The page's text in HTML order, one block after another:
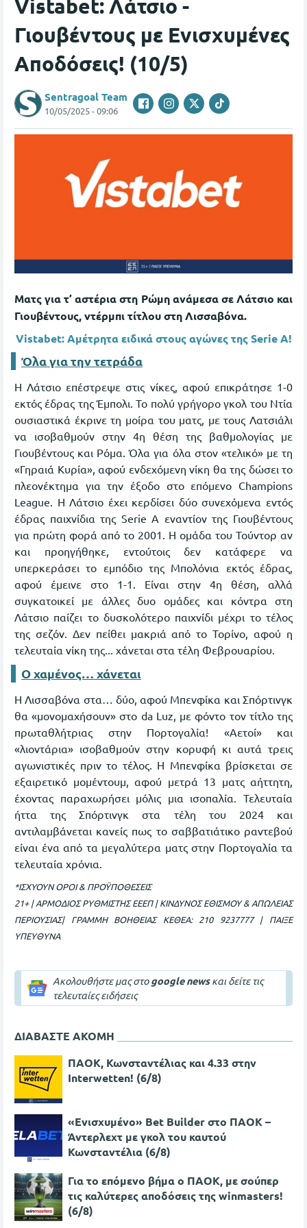
Vistabet: Λάτσιο -
Γιουβέντους με Ενισχυμένες
Αποδόσεις! (10/5)
Sentragoal Team
10/05/2025 - 09:06
Ματς για τ’ αστέρια στη Ρώμη ανάμεσα σε Λάτσιο και
Γιουβέντους, ντέρμπι τίτλου στη Λισσαβόνα.
Vistabet: Αμέτρητα ειδικά στους αγώνες της Serie A!
Όλα για την τετράδα
Η Λάτσιο επέστρεψε στις νίκες, αφού επικράτησε 1-0
εκτός έδρας της Έμπολι. Το πολύ γρήγορο γκολ του Ντία
ουσιαστικά έκρινε τη μοίρα του ματς, με τους Λατσιάλι
να ισοβαθμούν στην 4η θέση της βαθμολογίας με
Γιουβέντους και Ρόμα. Όλα για όλα στον «τελικό» με τη
«Γηραιά Κυρία», αφού ενδεχόμενη νίκη θα της δώσει το
πλεονέκτημα για την έξοδο στο επόμενο Champions
League. Η Λάτσιο έχει κερδίσει δύο συνεχόμενα εντός
έδρας παιχνίδια της Serie A εναντίον της Γιουβέντους
για πρώτη φορά από το 2001. H ομάδα του Τούντορ αν
και προηγήθηκε, εντούτοις δεν κατάφερε να
υπερκεράσει το εμπόδιο της Μπολόνια εκτός έδρας,
αφού έμεινε στο 1-1. Είναι στην 4η θέση, αλλά
συγκατοικεί με άλλες δυο ομάδες και κόντρα στη
Λάτσιο παίζει το δυσκολότερο παιχνίδι μέχρι το τέλος
της σεζόν. Δεν πείθει μακριά από το Τορίνο, αφού η
τελευταία νίκη της... χάνεται στα τέλη Φεβρουαρίου.
Ο χαμένος… χάνεται
Η Λισσαβόνα στα… δύο, αφού Μπενφίκα και Σπόρτινγκ
θα «μονομαχήσουν» στο da Luz, με φόντο τον τίτλο της
πρωταθλήτριας στην Πορτογαλία! «Αετοί» και
«λιοντάρια» ισοβαθμούν στην κορυφή κι αυτά τρεις
αγωνιστικές πριν το τέλος. Η Μπενφίκα βρίσκεται σε
εξαιρετικό μομέντουμ, αφού μετρά 13 ματς αήττητη,
έχοντας παραχωρήσει μόλις μια ισοπαλία. Τελευταία
ήττα της Σπόρτινγκ στα τέλη του 2024 και
αντιλαμβάνεται κανείς πως το σαββατιάτικο ραντεβού
είναι ένα από τα μεγαλύτερα ματς στην Πορτογαλία τα
τελευταία χρόνια.
*ΙΣΧΥΟΥΝ ΟΡΟΙ & ΠΡΟΫΠΟΘΕΣΕΙΣ
21+ | ΑΡΜΟΔΙΟΣ ΡΥΘΜΙΣΤΗΣ ΕΕΕΠ | ΚΙΝΔΥΝΟΣ ΕΘΙΣΜΟΥ & ΑΠΩΛΕΙΑΣ
ΠΕΡΙΟΥΣΙΑΣ| ΓΡΑΜΜΗ ΒΟΗΘΕΙΑΣ ΚΕΘΕΑ: 210 9237777 | ΠΑΙΞΕ
ΥΠΕΥΘΥΝΑ
Ακολουθήστε μας στοgoogle newsκαι δείτε τις
τελευταίες ειδήσεις
ΔΙΑΒΑΣΤΕ ΑΚΟΜΗ
ΠΑΟΚ, Κωνσταντέλιας και 4.33 στην
Interwetten! (6/8)
«Ενισχυμένο» Bet Builder στο ΠΑΟΚ –
Άντερλεχτ με γκολ του καυτού
Κωνσταντέλια (6/8)
Για το επόμενο βήμα ο ΠΑΟΚ, με σούπερ
τις καλύτερες αποδόσεις της winmasters!
(6/8)